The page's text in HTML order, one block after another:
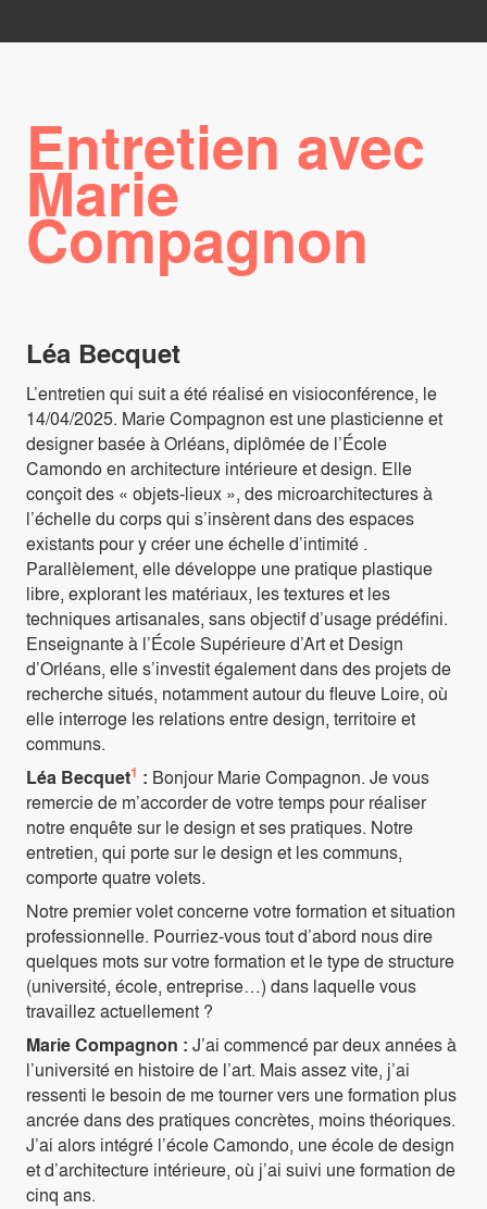
Entretien avec
Marie
Compagnon
Léa Becquet
L’entretien qui suit a été réalisé en visioconférence, le
14/04/2025. Marie Compagnon est une plasticienne et
designer basée à Orléans, diplômée de l’École
Camondo en architecture intérieure et design. Elle
conçoit des « objets-lieux », des microarchitectures à
l’échelle du corps qui s’insèrent dans des espaces
existants pour y créer une échelle d’intimité .
Parallèlement, elle développe une pratique plastique
libre, explorant les matériaux, les textures et les
techniques artisanales, sans objectif d’usage prédéfini.
Enseignante à l’École Supérieure d’Art et Design
d’Orléans, elle s’investit également dans des projets de
recherche situés, notamment autour du fleuve Loire, où
elle interroge les relations entre design, territoire et
communs.
Léa Becquet1 : Bonjour Marie Compagnon. Je vous
remercie de m’accorder de votre temps pour réaliser
notre enquête sur le design et ses pratiques. Notre
entretien, qui porte sur le design et les communs,
comporte quatre volets.
Notre premier volet concerne votre formation et situation
professionnelle. Pourriez-vous tout d’abord nous dire
quelques mots sur votre formation et le type de structure
(université, école, entreprise…) dans laquelle vous
travaillez actuellement ?
Marie Compagnon : J’ai commencé par deux années à
l’université en histoire de l’art. Mais assez vite, j’ai
ressenti le besoin de me tourner vers une formation plus
ancrée dans des pratiques concrètes, moins théoriques.
J’ai alors intégré l’école Camondo, une école de design
et d’architecture intérieure, où j’ai suivi une formation de
cinq ans.